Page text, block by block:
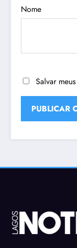
Nome
Salvar